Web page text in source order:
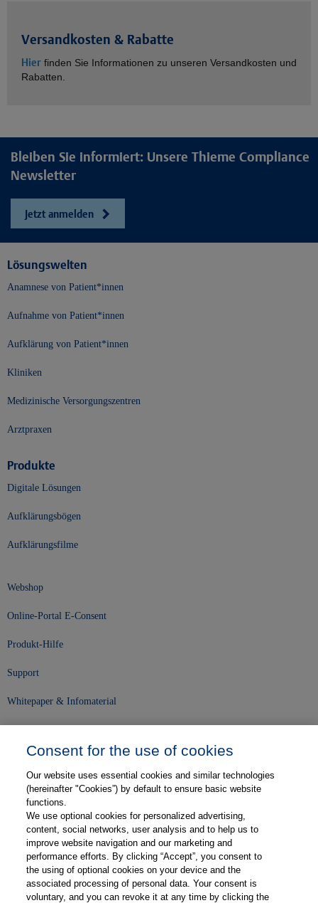
Versandkosten & Rabatte
Hier finden Sie Informationen zu unseren Versandkosten und
Rabatten.
Bleiben Sie informiert: Unsere Thieme Compliance
Newsletter
Jetzt anmelden
Lösungswelten
Anamnese von Patient*innen
Aufnahme von Patient*innen
Aufklärung von Patient*innen
Kliniken
Medizinische Versorgungszentren
Arztpraxen
Produkte
Digitale Lösungen
Aufklärungsbögen
Aufklärungsfilme
Webshop
Online-Portal E-Consent
Produkt-Hilfe
Support
Whitepaper & Infomaterial
Karriere
Kontakt
Web-Semniare
Anwenderberichte
Consent for the use of cookies
Our website uses essential cookies and similar technologies
(hereinafter "Cookies”) by default to ensure basic website
functions.
We use optional cookies for personalized advertising,
content, social networks, user analysis and to help us to
improve website navigation and our marketing and
performance efforts. By clicking “Accept”, you consent to
the using of optional cookies on your device and the
associated processing of personal data. Your consent is
voluntary, and you can revoke it at any time by clicking the